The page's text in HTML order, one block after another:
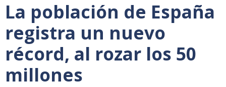
La población de España
registra un nuevo
récord, al rozar los 50
millones